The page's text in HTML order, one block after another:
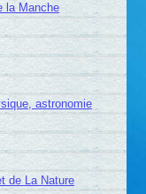
la Manche
astronomie
de La Nature